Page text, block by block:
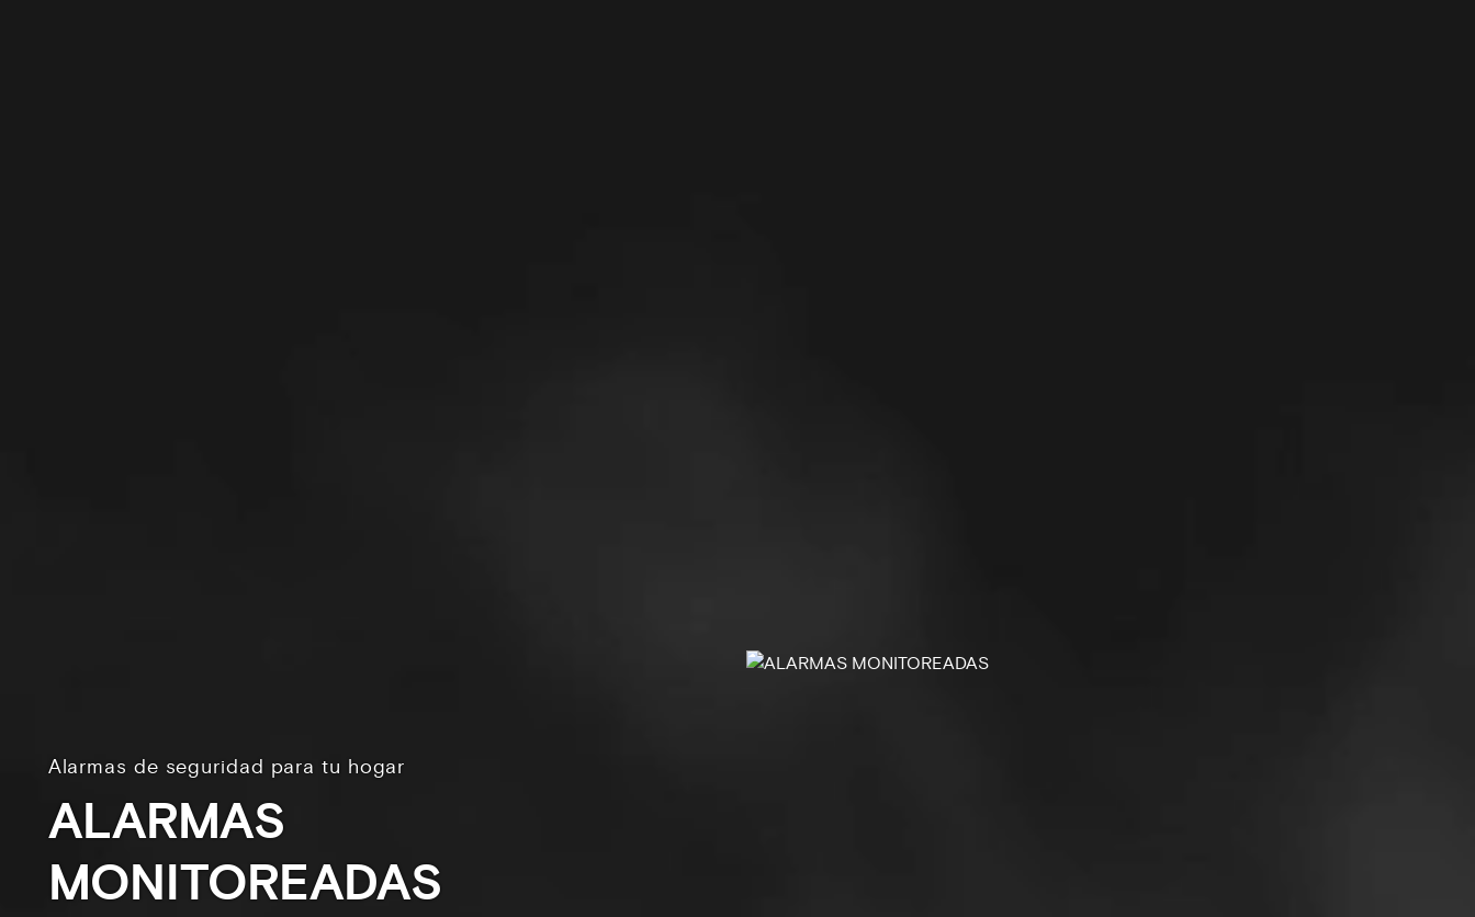
Alarmas de seguridad para tu hogar
ALARMAS
MONITOREADAS